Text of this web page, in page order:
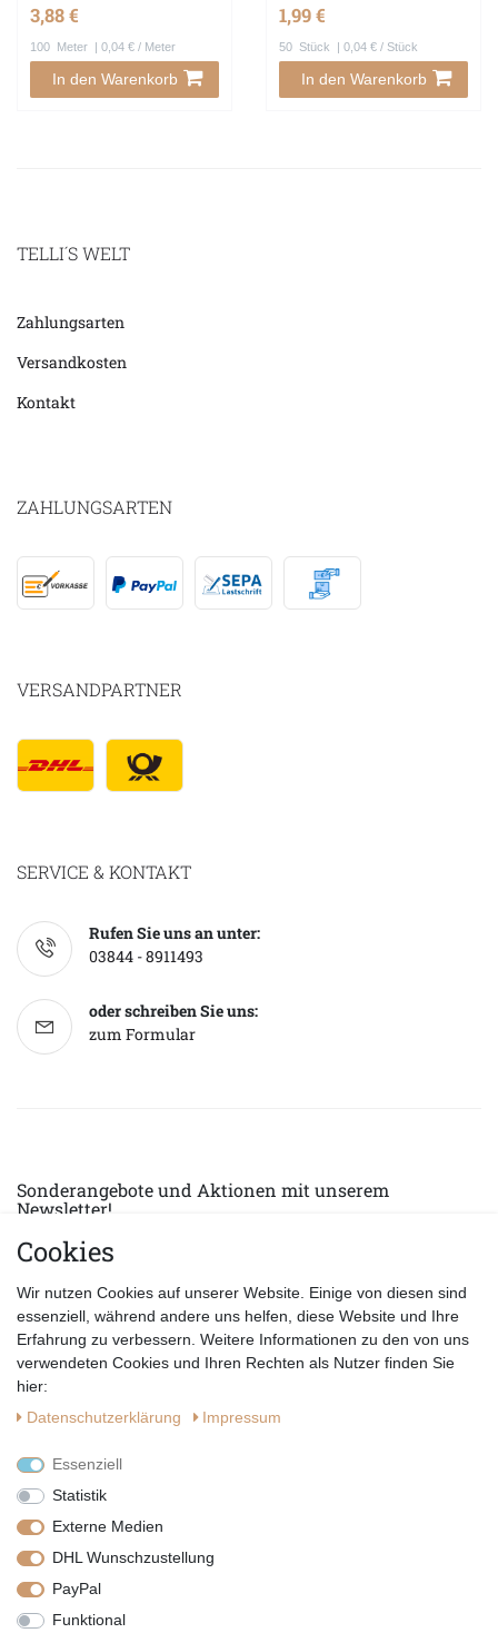
3,88 €
100 Meter | 0,04 € / Meter
In den Warenkorb
1,99 €
50 Stück | 0,04 € / Stück
In den Warenkorb
TELLI´S WELT
Zahlungsarten
Versandkosten
Kontakt
ZAHLUNGSARTEN
VERSANDPARTNER
SERVICE & KONTAKT
Rufen Sie uns an unter:
03844 - 8911493
oder schreiben Sie uns:
zum Formular
Sonderangebote und Aktionen mit unserem
Newsletter!
E-MAIL *
Datenschutzerklärung
Vertrag widerrufen
Cookies
Wir nutzen Cookies auf unserer Website. Einige von diesen sind
essenziell, während andere uns helfen, diese Website und Ihre
Erfahrung zu verbessern. Weitere Informationen zu den von uns
verwendeten Cookies und Ihren Rechten als Nutzer finden Sie
hier:
Daten­schutz­erklärung
Impressum
Essenziell
Statistik
Externe Medien
DHL Wunschzustellung
PayPal
Funktional